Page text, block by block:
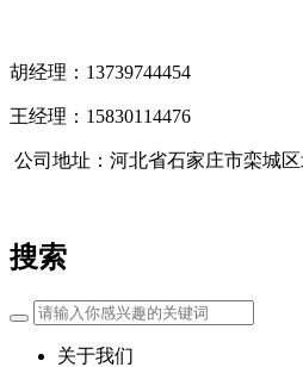
胡经理：13739744454
王经理：15830114476
公司地址：河北省石家庄市栾城
搜索
关于我们